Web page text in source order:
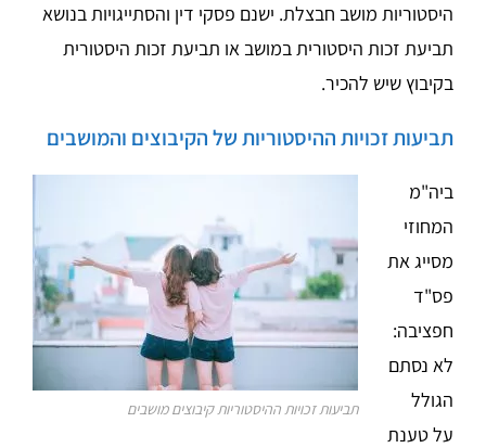
היסטוריות מושב חבצלת. ישנם פסקי דין והסתייגויות בנושא
תביעת זכות היסטורית במושב או תביעת זכות היסטורית
בקיבוץ שיש להכיר.
תביעות זכויות ההיסטוריות של הקיבוצים והמושבים
תביעות זכויות ההיסטוריות קיבוצים מושבים
ביה"מ
המחוזי
מסייג את
פס"ד
חפציבה:
לא נסתם
הגולל
על טענת